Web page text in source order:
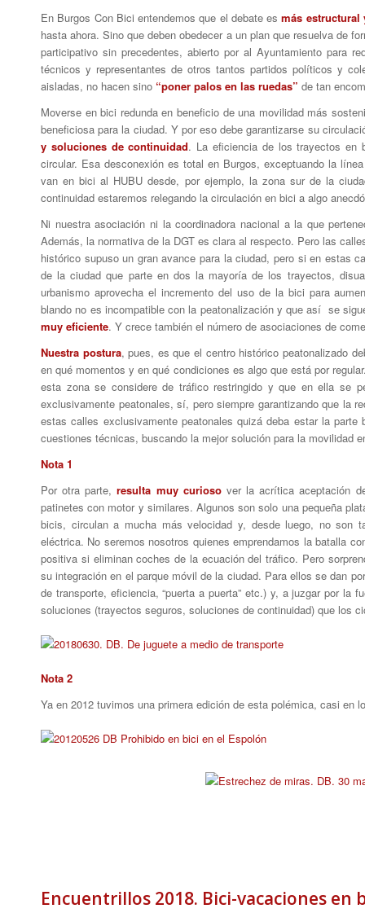
En Burgos Con Bici entendemos que el debate esmás estructural
hasta ahora. Sino que deben obedecer a un plan que resuelva de
participativo sin precedentes, abierto por al Ayuntamiento para
técnicos y representantes de otros tantos partidos políticos y
aisladas, no hacen sino “poner palos en las ruedas” de tan
Moverse en bici redunda en beneficio de una movilidad más
beneficiosa para la ciudad. Y por eso debe garantizarse su
y soluciones de continuidad. La eficiencia de los trayectos en
circular. Esa desconexión es total en Burgos, exceptuando la
van en bici al HUBU desde, por ejemplo, la zona sur de la
continuidad estaremos relegando la circulación en bici a algo
Ni nuestra asociación ni la coordinadora nacional a la que
Además, la normativa de la DGT es clara al respecto. Pero las
histórico supuso un gran avance para la ciudad, pero si en estas
de la ciudad que parte en dos la mayoría de los trayectos,
urbanismo aprovecha el incremento del uso de la bici para
blando no es incompatible con la peatonalización y que así se
muy eficiente. Y crece también el número de asociaciones de
Nuestra postura, pues, es que el centro histórico peatonalizado
en qué momentos y en qué condiciones es algo que está por
esta zona se considere de tráfico restringido y que en ella se
exclusivamente peatonales, sí, pero siempre garantizando que la
estas calles exclusivamente peatonales quizá deba estar la
cuestiones técnicas, buscando la mejor solución para la movilidad
Nota 1
Por otra parte,resulta muy curioso ver la acrítica aceptación
patinetes con motor y similares. Algunos son solo una pequeña
bicis, circulan a mucha más velocidad y, desde luego, no son
eléctrica. No seremos nosotros quienes emprendamos la batalla
positiva si eliminan coches de la ecuación del tráfico. Pero
su integración en el parque móvil de la ciudad. Para ellos se dan
de transporte, eficiencia, “puerta a puerta” etc.) y, a juzgar por la
soluciones (trayectos seguros, soluciones de continuidad) que los
Nota 2
Ya en 2012 tuvimos una primera edición de esta polémica, casi en
Encuentrillos 2018. Bici-vacaciones en